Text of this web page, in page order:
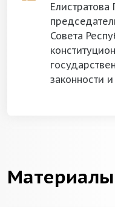
Елистратова
Совета
законности
Материалы